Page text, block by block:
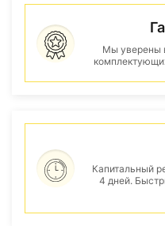
Мы уверены
Капитальный
4 дней.